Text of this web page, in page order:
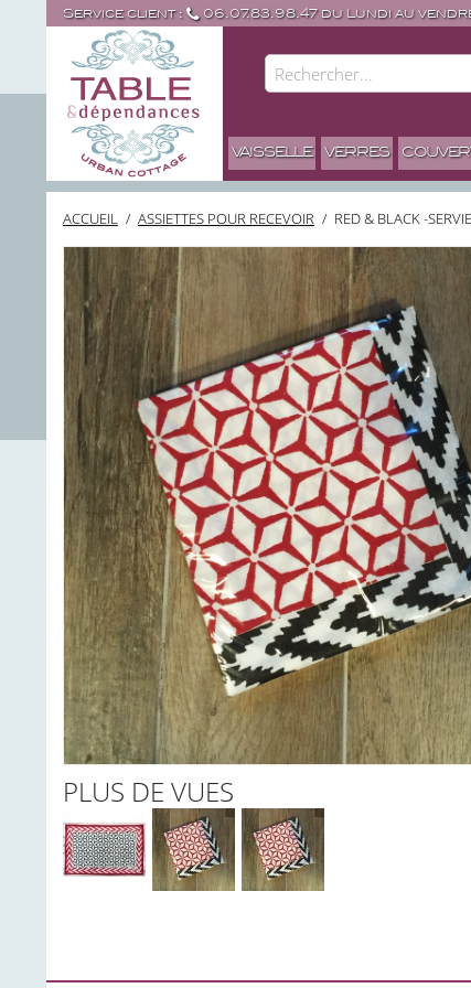
Service client : 06.07.83.98.47 du Lundi au
VAISSELLE VERRES
ACCUEIL / ASSIETTES POUR RECEVOIR / RED & BLACK -
PLUS DE VUES